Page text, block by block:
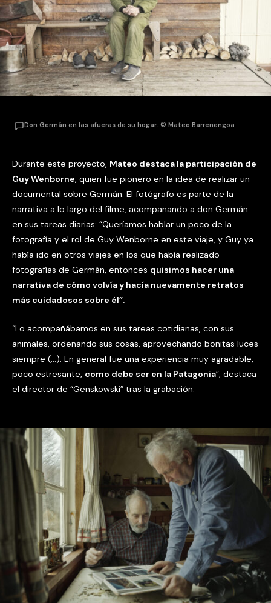
Don Germán en las afueras de su hogar. © Mateo Barrenengoa
Durante este proyecto, Mateo destaca la participación de
Guy Wenborne, quien fue pionero en la idea de realizar un
documental sobre Germán. El fotógrafo es parte de la
narrativa a lo largo del filme, acompañando a don Germán
en sus tareas diarias: “Queríamos hablar un poco de la
fotografía y el rol de Guy Wenborne en este viaje, y Guy ya
había ido en otros viajes en los que había realizado
fotografías de Germán, entonces quisimos hacer una
narrativa de cómo volvía y hacía nuevamente retratos
más cuidadosos sobre él”.
“Lo acompañábamos en sus tareas cotidianas, con sus
animales, ordenando sus cosas, aprovechando bonitas luces
siempre (…). En general fue una experiencia muy agradable,
poco estresante, como debe ser en la Patagonia”, destaca
el director de “Genskowski” tras la grabación.